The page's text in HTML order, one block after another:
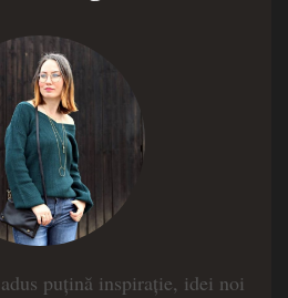
puțină inspirație, idei noi